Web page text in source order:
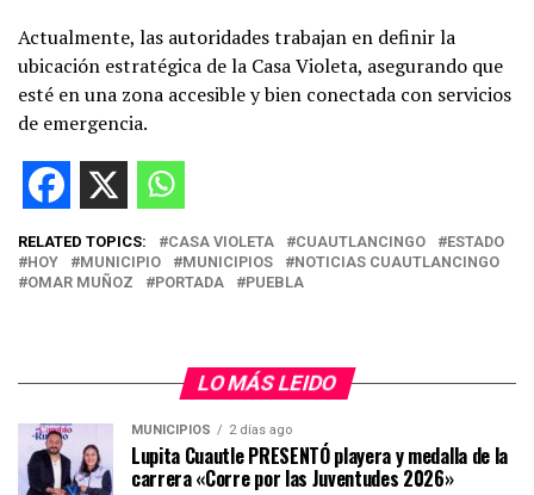
Actualmente, las autoridades trabajan en definir la
ubicación estratégica de la Casa Violeta, asegurando que
esté en una zona accesible y bien conectada con servicios
de emergencia.
RELATED TOPICS: CASA VIOLETA CUAUTLANCINGO
ESTADO
HOY
MUNICIPIO MUNICIPIOS
NOTICIAS CUAUTLANCINGO
OMAR MUÑOZ
PORTADA PUEBLA
LO MÁS LEIDO
MUNICIPIOS 2 días ago
Lupita Cuautle PRESENTÓ playera y medalla de la
carrera «Corre por las Juventudes 2026»